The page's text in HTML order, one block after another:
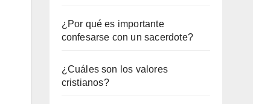
¿Por qué es importante
confesarse con un sacerdote?
¿Cuáles son los valores
cristianos?